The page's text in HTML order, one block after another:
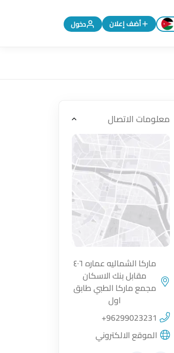
تغيير اللغة إلى الإنجليزية
أضف إعلان دخول
معلومات الاتصال
اضغط لتحميل الموقع
ماركا الشماليه عماره ٤٠٦
مقابل بنك الاسكان
مجمع ماركا الطبي طابق
اول
+96299023231
الموقع الالكتروني